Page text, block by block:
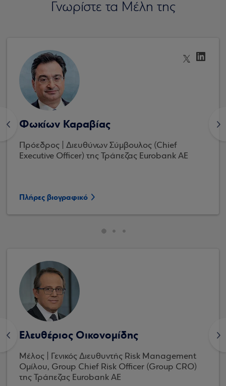
Γνωρίστε τα Μέλη της
< Φωκίων Καραβίας
Πρόεδρος | Διευθύνων Σύμβουλος (Chief
Executive Officer) της Τράπεζας Eurobank AE
Πλήρες βιογραφικό
>
< Ελευθέριος Οικονομίδης
Μέλος | Γενικός Διευθυντής Risk Management
Ομίλου, Group Chief Risk Officer (Group CRO)
της Τράπεζας Eurobank ΑΕ
>